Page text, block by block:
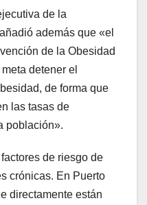
de la
además que «el
de la Obesidad
detener el
de forma que
las tasas de
población».
de riesgo de
crónicas. En Puerto
directamente están